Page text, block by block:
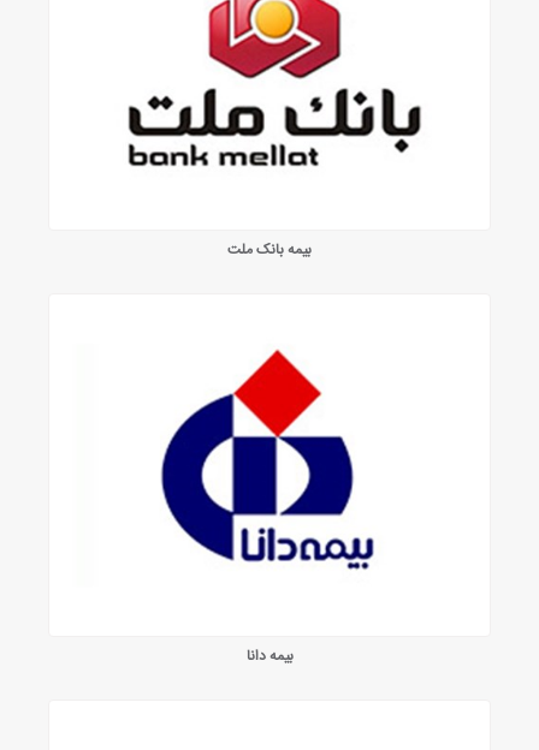
بیمه بانک ملت
بیمه دانا